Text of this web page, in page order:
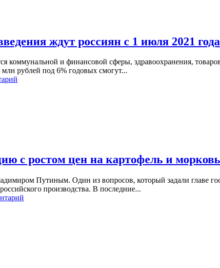
ждут россиян с 1 июля 2021 года
коммунальной и финансовой сферы, здравоохранения,
рублей под 6% годовых смогут...
с ростом цен на картофель и
Путиным. Один из вопросов, который задали главе
производства. В последние...